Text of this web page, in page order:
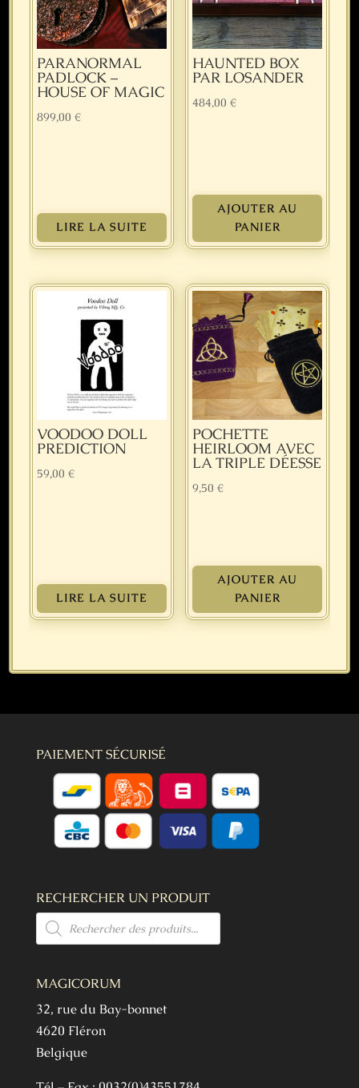
PARANORMAL
PADLOCK –
HOUSE OF MAGIC
899,00€
LIRE LA SUITE
HAUNTED BOX
PAR LOSANDER
484,00€
AJOUTER AU
PANIER
VOODOO DOLL
PREDICTION
59,00€
LIRE LA SUITE
POCHETTE
HEIRLOOM AVEC
LA TRIPLE DÉESSE
9,50€
AJOUTER AU
PANIER
PAIEMENT SÉCURISÉ
RECHERCHER UN PRODUIT
Recherche
de
produits
MAGICORUM
32, rue du Bay-bonnet
4620 Fléron
Belgique